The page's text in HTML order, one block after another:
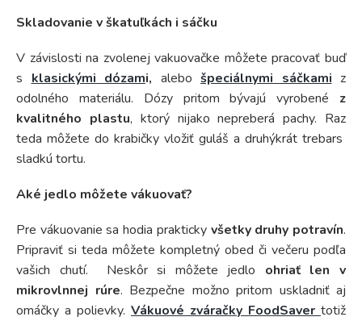
Skladovanie v škatuľkách i sáčku
V závislosti na zvolenej vakuovačke môžete pracovať buď
sklasickými dózami, alebo špeciálnymi sáčkamiz
odolného materiálu. Dózy pritom bývajú vyrobené z
kvalitného plastu, ktorý nijako nepreberá pachy. Raz
teda môžete do krabičky vložiť guláš a druhýkrát trebars
sladkú tortu.
Aké jedlo môžete vákuovať?
Pre vákuovanie sa hodia prakticky všetky druhy potravín.
Pripraviť si teda môžete kompletný obed či večeru podľa
vašich chutí. Neskôr si môžete jedlo ohriať len v
mikrovlnnej rúre. Bezpečne možno pritom uskladniť aj
omáčky a polievky. Vákuové zváračky FoodSaver totiž